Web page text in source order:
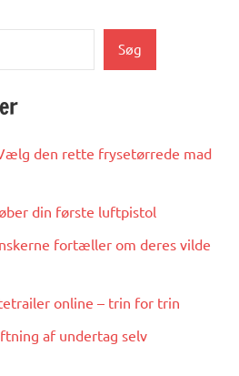
Søg
den rette frysetørrede mad
din første luftpistol
fortæller om deres vilde
online – trin for trin
af undertag selv